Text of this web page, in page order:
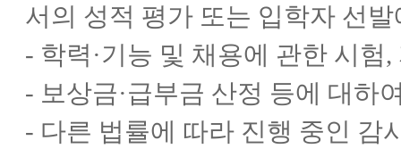
서의 성적 평가 또는 입학자 선
- 학력·기능 및 채용에 관한 시험
- 보상금·급부금 산정 등에 대하
- 다른 법률에 따라 진행 중인 감